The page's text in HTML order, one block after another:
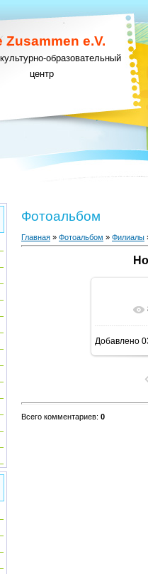
Zusammen e.V.
образовательный
центр
Фотоальбом
Главная » Фотоальбом » Филиалы
В
Добавлено
Всего комментариев: 0